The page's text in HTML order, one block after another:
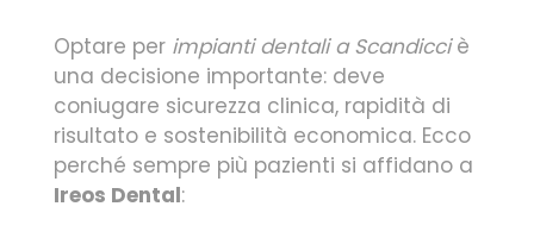
Optare per impianti dentali a Scandicciè
una decisione importante: deve
coniugare sicurezza clinica, rapidità di
risultato e sostenibilità economica. Ecco
perché sempre più pazienti si affidano a
Ireos Dental: